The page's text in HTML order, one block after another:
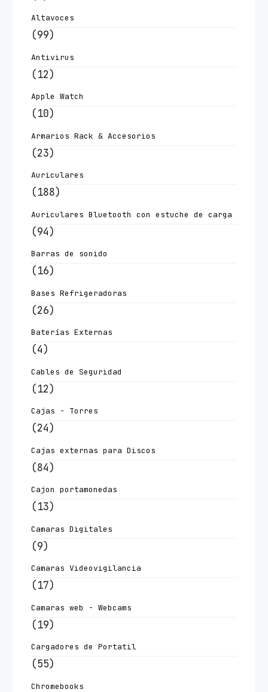
Altavoces
(99)
Antivirus
(12)
Apple Watch
(10)
Armarios Rack & Accesorios
(23)
Auriculares
(188)
Auriculares Bluetooth con estuche de carga
(94)
Barras de sonido
(16)
Bases Refrigeradoras
(26)
Baterías Externas
(4)
Cables de Seguridad
(12)
Cajas - Torres
(24)
Cajas externas para Discos
(84)
Cajon portamonedas
(13)
Camaras Digitales
(9)
Camaras Videovigilancia
(17)
Camaras web - Webcams
(19)
Cargadores de Portatil
(55)
Chromebooks